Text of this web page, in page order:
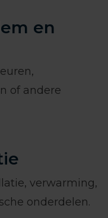
en
of andere
verwarming,
onderdelen.